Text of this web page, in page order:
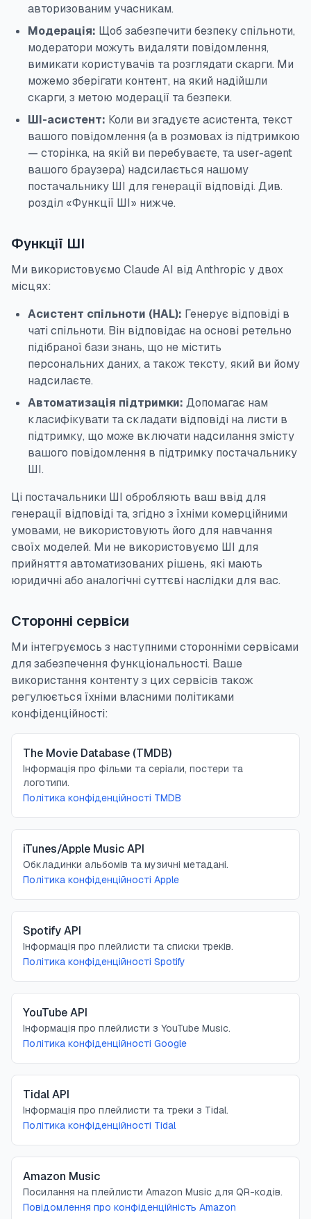
авторизованим учасникам.
Модерація: Щоб забезпечити безпеку спільноти,
модератори можуть видаляти повідомлення,
вимикати користувачів та розглядати скарги. Ми
можемо зберігати контент, на який надійшли
скарги, з метою модерації та безпеки.
ШІ-асистент: Коли ви згадуєте асистента, текст
вашого повідомлення (а в розмовах із підтримкою
— сторінка, на якій ви перебуваєте, та user-agent
вашого браузера) надсилається нашому
постачальнику ШІ для генерації відповіді. Див.
розділ «Функції ШІ» нижче.
Функції ШІ
Ми використовуємо Claude AI від Anthropic у двох
місцях:
Асистент спільноти (HAL): Генерує відповіді в
чаті спільноти. Він відповідає на основі ретельно
підібраної бази знань, що не містить
персональних даних, а також тексту, який ви йому
надсилаєте.
Автоматизація підтримки: Допомагає нам
класифікувати та складати відповіді на листи в
підтримку, що може включати надсилання змісту
вашого повідомлення в підтримку постачальнику
ШІ.
Ці постачальники ШІ обробляють ваш ввід для
генерації відповіді та, згідно з їхніми комерційними
умовами, не використовують його для навчання
своїх моделей. Ми не використовуємо ШІ для
прийняття автоматизованих рішень, які мають
юридичні або аналогічні суттєві наслідки для вас.
Сторонні сервіси
Ми інтегруємось з наступними сторонніми сервісами
для забезпечення функціональності. Ваше
використання контенту з цих сервісів також
регулюється їхніми власними політиками
конфіденційності:
The Movie Database (TMDB)
Інформація про фільми та серіали, постери та
логотипи.
Політика конфіденційності TMDB
iTunes/Apple Music API
Обкладинки альбомів та музичні метадані.
Політика конфіденційності Apple
Spotify API
Інформація про плейлисти та списки треків.
Політика конфіденційності Spotify
YouTube API
Інформація про плейлисти з YouTube Music.
Політика конфіденційності Google
Tidal API
Інформація про плейлисти та треки з Tidal.
Політика конфіденційності Tidal
Amazon Music
Посилання на плейлисти Amazon Music для QR-кодів.
Повідомлення про конфіденційність Amazon